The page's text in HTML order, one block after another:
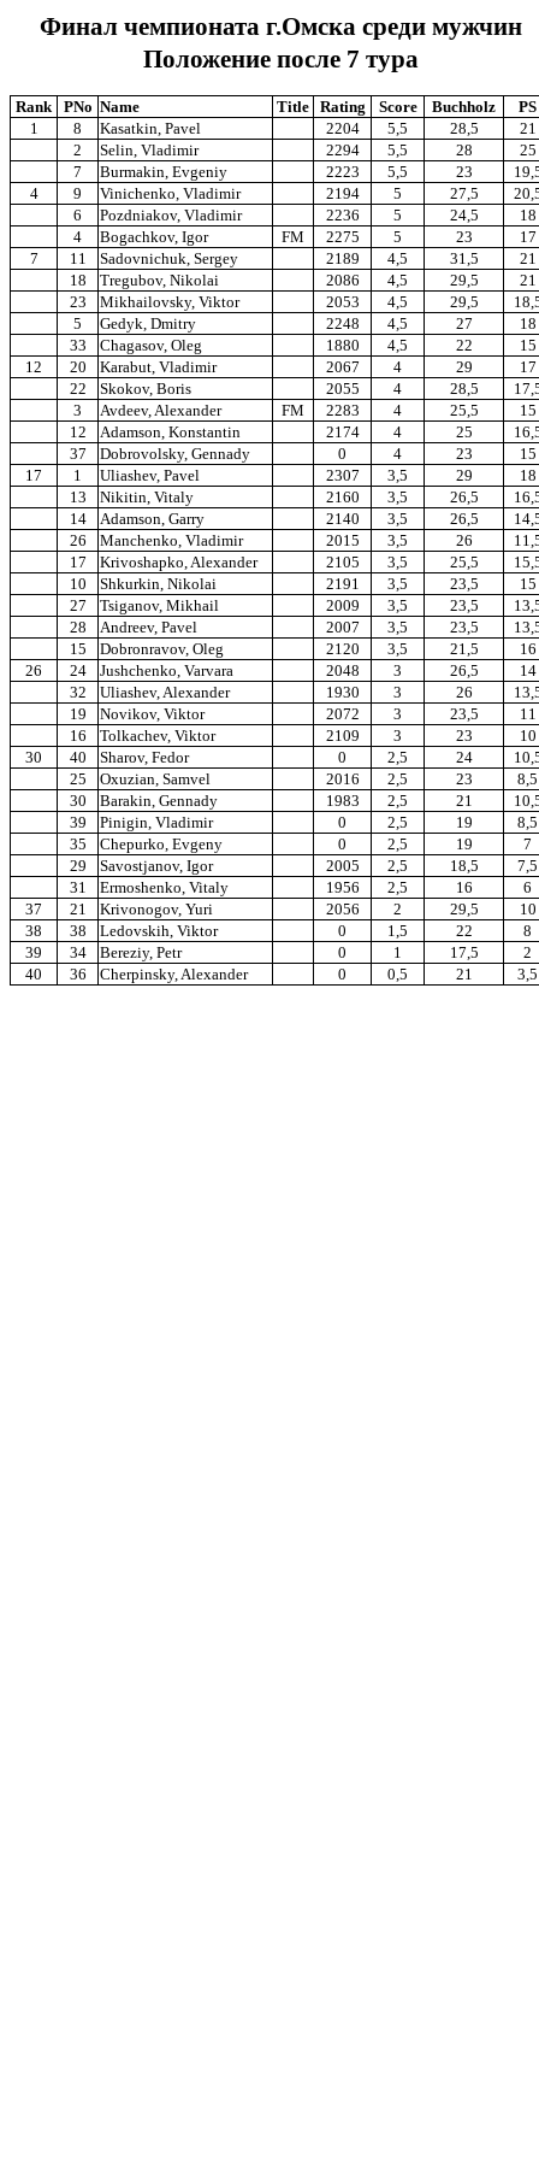
Финал чемпионата г.Омска среди мужчин
Положение после 7 тура
Rank PNo Name Title Rating Score Buchholz
PS
1
8 Kasatkin, Pavel 2204 5,5 28,5
21
2
Selin, Vladimir 2294 5,5 28
25
7
Burmakin, Evgeniy 2223 5,5 23
4
9 Vinichenko, Vladimir 2194 5 27,5
6
Pozdniakov, Vladimir 2236 5 24,5
18
4
Bogachkov, Igor FM 2275 5 23
17
7
11 Sadovnichuk, Sergey 2189 4,5 31,5
21
18
Tregubov, Nikolai 2086 4,5 29,5
21
23
Mikhailovsky, Viktor 2053 4,5 29,5
5
Gedyk, Dmitry 2248 4,5 27
18
33
Chagasov, Oleg 1880 4,5 22
15
12
20 Karabut, Vladimir 2067 4 29
17
22
Skokov, Boris 2055 4 28,5
3
Avdeev, Alexander FM 2283 4 25,5
15
12
Adamson, Konstantin 2174 4 25
37
Dobrovolsky, Gennady 0 4 23
15
17
1 Uliashev, Pavel 2307 3,5 29
18
13
Nikitin, Vitaly 2160 3,5 26,5
14
Adamson, Garry 2140 3,5 26,5
26
Manchenko, Vladimir 2015 3,5 26
17
Krivoshapko, Alexander 2105 3,5 25,5
10
Shkurkin, Nikolai 2191 3,5 23,5
15
27
Tsiganov, Mikhail 2009 3,5 23,5
28
Andreev, Pavel 2007 3,5 23,5
15
Dobronravov, Oleg 2120 3,5 21,5
16
26
24 Jushchenko, Varvara 2048 3 26,5
14
32
Uliashev, Alexander 1930 3 26
19
Novikov, Viktor 2072 3 23,5
11
16
Tolkachev, Viktor 2109 3 23
10
30
40 Sharov, Fedor 0 2,5 24
25
Oxuzian, Samvel 2016 2,5 23
8,5
30
Barakin, Gennady 1983 2,5 21
39
Pinigin, Vladimir 0 2,5 19
8,5
35
Chepurko, Evgeny 0 2,5 19
7
29
Savostjanov, Igor 2005 2,5 18,5
7,5
31
Ermoshenko, Vitaly 1956 2,5 16
6
37
21 Krivonogov, Yuri 2056 2 29,5
10
38
38 Ledovskih, Viktor 0 1,5 22
8
39
34 Bereziy, Petr 0 1 17,5
2
40
36 Cherpinsky, Alexander 0 0,5 21 3,5